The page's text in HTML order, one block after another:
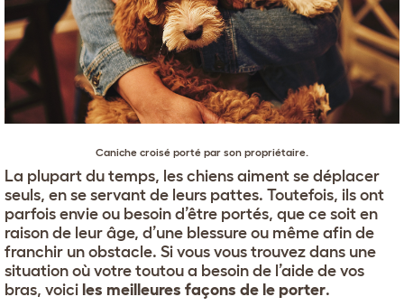
Caniche croisé porté par son propriétaire.
La plupart du temps, les chiens aiment se déplacer
seuls, en se servant de leurs pattes. Toutefois, ils ont
parfois envie ou besoin d’être portés, que ce soit en
raison de leur âge, d’une blessure ou même afin de
franchir un obstacle. Si vous vous trouvez dans une
situation où votre toutou a besoin de l’aide de vos
bras, voici les meilleures façons de le porter.